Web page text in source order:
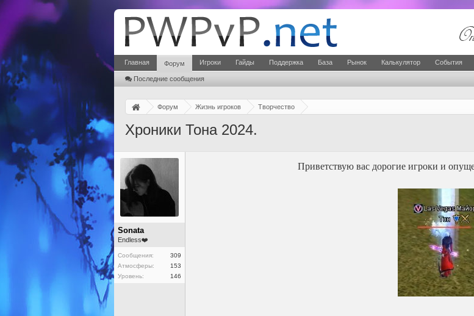
Главная Форум
Последние сообщения
Игроки Гайды Поддержка База Рынок Калькулятор События
Форум Жизнь игроков Творчество
Хроники Тона 2024.
Sonata
Endless❤️
Сообщения:
309
Атмосферы:
153
Уровень:
146
Приветствую вас дорогие игроки и